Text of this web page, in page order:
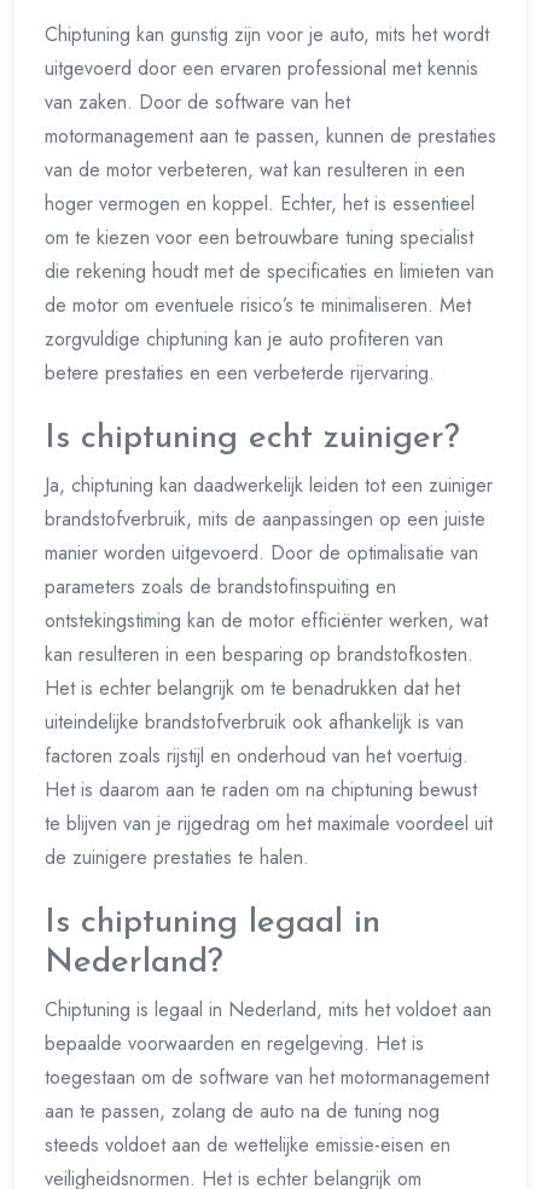
Chiptuning kan gunstig zijn voor je auto, mits het wordt
uitgevoerd door een ervaren professional met kennis
van zaken. Door de software van het
motormanagement aan te passen, kunnen de prestaties
van de motor verbeteren, wat kan resulteren in een
hoger vermogen en koppel. Echter, het is essentieel
om te kiezen voor een betrouwbare tuning specialist
die rekening houdt met de specificaties en limieten van
de motor om eventuele risico’s te minimaliseren. Met
zorgvuldige chiptuning kan je auto profiteren van
betere prestaties en een verbeterde rijervaring.
Is chiptuning echt zuiniger?
Ja, chiptuning kan daadwerkelijk leiden tot een zuiniger
brandstofverbruik, mits de aanpassingen op een juiste
manier worden uitgevoerd. Door de optimalisatie van
parameters zoals de brandstofinspuiting en
ontstekingstiming kan de motor efficiënter werken, wat
kan resulteren in een besparing op brandstofkosten.
Het is echter belangrijk om te benadrukken dat het
uiteindelijke brandstofverbruik ook afhankelijk is van
factoren zoals rijstijl en onderhoud van het voertuig.
Het is daarom aan te raden om na chiptuning bewust
te blijven van je rijgedrag om het maximale voordeel uit
de zuinigere prestaties te halen.
Is chiptuning legaal in
Nederland?
Chiptuning is legaal in Nederland, mits het voldoet aan
bepaalde voorwaarden en regelgeving. Het is
toegestaan om de software van het motormanagement
aan te passen, zolang de auto na de tuning nog
steeds voldoet aan de wettelijke emissie-eisen en
veiligheidsnormen. Het is echter belangrijk om